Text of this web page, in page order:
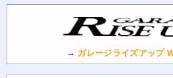
→ ガレージライズアップ